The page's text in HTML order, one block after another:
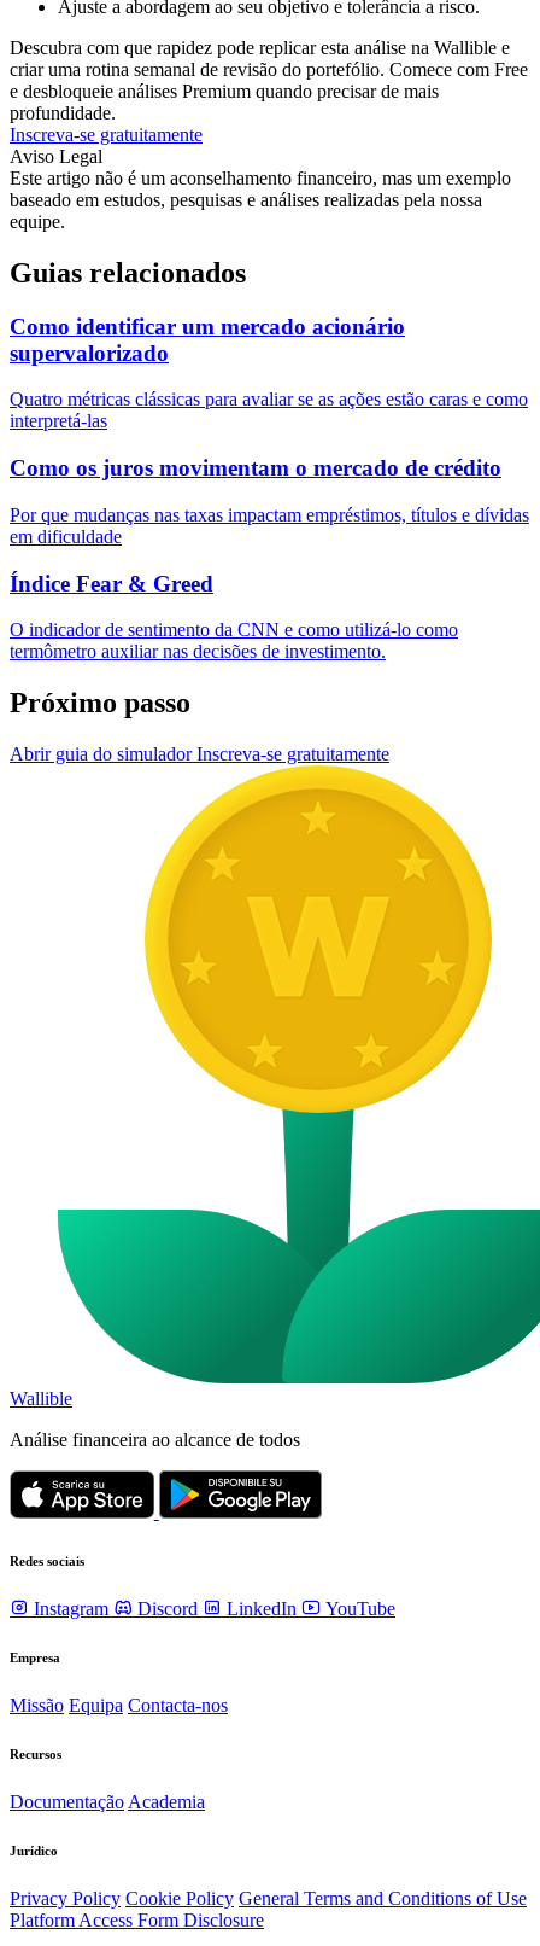
Ajuste a abordagem ao seu objetivo e tolerância a risco.
Descubra com que rapidez pode replicar esta análise na Wallible e
criar uma rotina semanal de revisão do portefólio. Comece com Free
e desbloqueie análises Premium quando precisar de mais
profundidade.
Inscreva-se gratuitamente
Aviso Legal
Este artigo não é um aconselhamento financeiro, mas um exemplo
baseado em estudos, pesquisas e análises realizadas pela nossa
equipe.
Guias relacionados
Como identificar um mercado acionário
supervalorizado
Quatro métricas clássicas para avaliar se as ações estão caras e como
interpretá-las
Como os juros movimentam o mercado de crédito
Por que mudanças nas taxas impactam empréstimos, títulos e dívidas
em dificuldade
Índice Fear & Greed
O indicador de sentimento da CNN e como utilizá-lo como
termômetro auxiliar nas decisões de investimento.
Próximo passo
Abrir guia do simuladorInscreva-se gratuitamente
Wallible
Análise financeira ao alcance de todos
Redes sociais
Instagram Discord LinkedIn YouTube
Empresa
Missão Equipa Contacta-nos
Recursos
Documentação Academia
Jurídico
Privacy Policy Cookie Policy General Terms and Conditions of Use
Platform Access Form Disclosure